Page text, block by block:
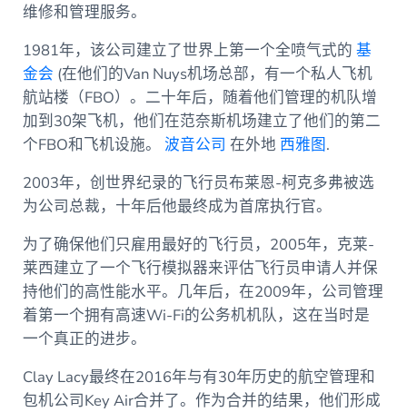
维修和管理服务。
1981年，该公司建立了世界上第一个全喷气式的 基
金会 (在他们的Van Nuys机场总部，有一个私人飞机
航站楼（FBO）。二十年后，随着他们管理的机队增
加到30架飞机，他们在范奈斯机场建立了他们的第二
个FBO和飞机设施。 波音公司 在外地 西雅图.
2003年，创世界纪录的飞行员布莱恩-柯克多弗被选
为公司总裁，十年后他最终成为首席执行官。
为了确保他们只雇用最好的飞行员，2005年，克莱-
莱西建立了一个飞行模拟器来评估飞行员申请人并保
持他们的高性能水平。几年后，在2009年，公司管理
着第一个拥有高速Wi-Fi的公务机机队，这在当时是
一个真正的进步。
Clay Lacy最终在2016年与有30年历史的航空管理和
包机公司Key Air合并了。作为合并的结果，他们形成